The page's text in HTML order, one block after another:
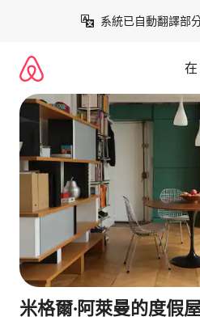
系統已自動翻譯部
米格爾·阿萊曼的度假